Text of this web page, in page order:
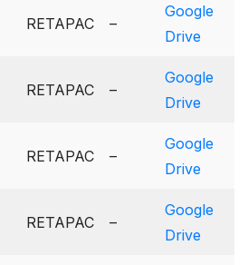
RETAPAC –
Google
Drive
RETAPAC –
Google
Drive
RETAPAC –
Google
Drive
RETAPAC –
Google
Drive